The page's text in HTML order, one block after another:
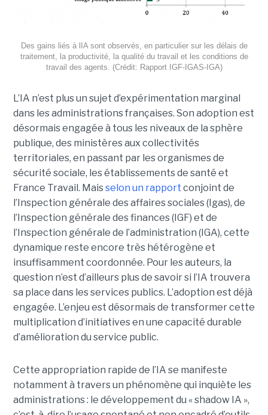
Des gains liés à lIA sont observés, en particulier sur les délais de
traitement, la productivité, la qualité du travail et les conditions de
travail des agents. (Crédit: Rapport IGF-IGAS-IGA)
L’IA n’est plus un sujet d’expérimentation marginal
dans les administrations françaises. Son adoption est
désormais engagée à tous les niveaux de la sphère
publique, des ministères aux collectivités
territoriales, en passant par les organismes de
sécurité sociale, les établissements de santé et
France Travail. Maisselon un rapport conjoint de
l’Inspection générale des affaires sociales (Igas), de
l’Inspection générale des finances (IGF) et de
l’Inspection générale de l’administration (IGA), cette
dynamique reste encore très hétérogène et
insuffisamment coordonnée. Pour les auteurs, la
question n’est d’ailleurs plus de savoir si l’IA trouvera
sa place dans les services publics. L’adoption est déjà
engagée. L’enjeu est désormais de transformer cette
multiplication d’initiatives en une capacité durable
d’amélioration du service public.
Cette appropriation rapide de l’IA se manifeste
notamment à travers un phénomène qui inquiète les
administrations : le développement du « shadow IA »,